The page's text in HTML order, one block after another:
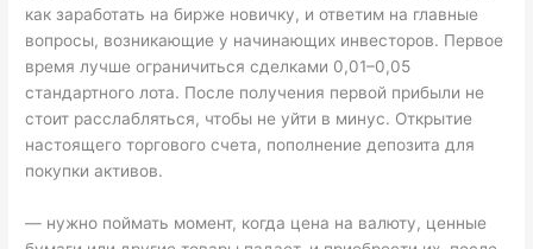
как заработать на бирже новичку, и ответим на главные
вопросы, возникающие у начинающих инвесторов. Первое
время лучше ограничиться сделками 0,01–0,05
стандартного лота. После получения первой прибыли не
стоит расслабляться, чтобы не уйти в минус. Открытие
настоящего торгового счета, пополнение депозита для
покупки активов.
— нужно поймать момент, когда цена на валюту, ценные